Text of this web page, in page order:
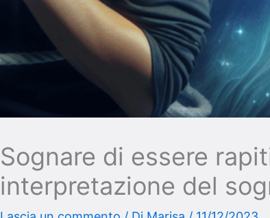
Sognare di essere
interpretazione del